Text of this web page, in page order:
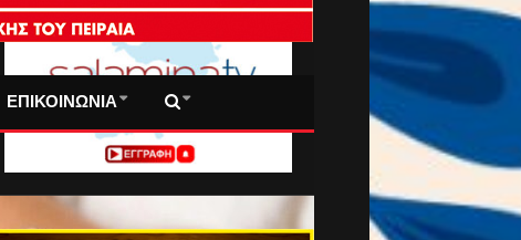
ΕΠΙΚΟΙΝΩΝΙΑ